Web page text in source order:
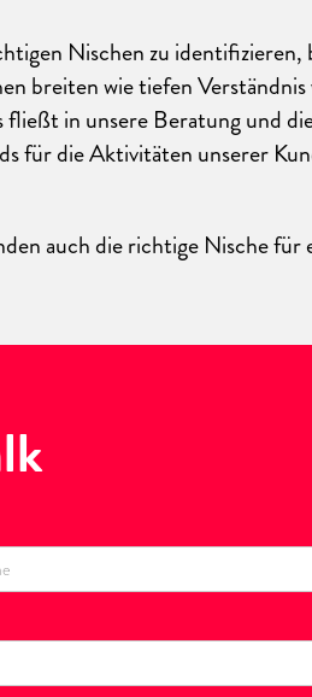
Nischen zu identifizieren,
breiten wie tiefen
fließt in unsere Beratung und
für die Aktivitäten unserer
auch die richtige Nische